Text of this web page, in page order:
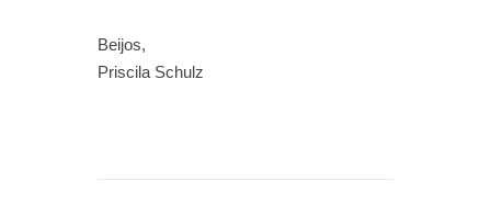
Beijos,
Priscila Schulz